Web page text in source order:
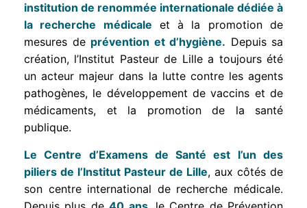
institution de renommée internationale dédiée à
la recherche médicale et à la promotion de
mesures de prévention et d’hygiène. Depuis sa
création, l’Institut Pasteur de Lille a toujours été
un acteur majeur dans la lutte contre les agents
pathogènes, le développement de vaccins et de
médicaments, et la promotion de la santé
publique.
Le Centre d’Examens de Santé est l’un des
piliers de l’Institut Pasteur de Lille, aux côtés de
son centre international de recherche médicale.